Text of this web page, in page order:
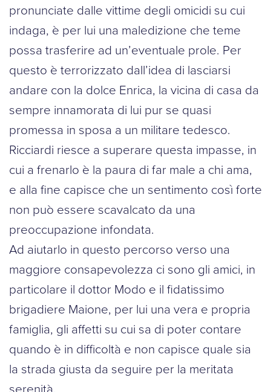
pronunciate dalle vittime degli omicidi su cui
indaga, è per lui una maledizione che teme
possa trasferire ad un’eventuale prole. Per
questo è terrorizzato dall’idea di lasciarsi
andare con la dolce Enrica, la vicina di casa da
sempre innamorata di lui pur se quasi
promessa in sposa a un militare tedesco.
Ricciardi riesce a superare questa impasse, in
cui a frenarlo è la paura di far male a chi ama,
e alla fine capisce che un sentimento così forte
non può essere scavalcato da una
preoccupazione infondata.
Ad aiutarlo in questo percorso verso una
maggiore consapevolezza ci sono gli amici, in
particolare il dottor Modo e il fidatissimo
brigadiere Maione, per lui una vera e propria
famiglia, gli affetti su cui sa di poter contare
quando è in difficoltà e non capisce quale sia
la strada giusta da seguire per la meritata
serenità.